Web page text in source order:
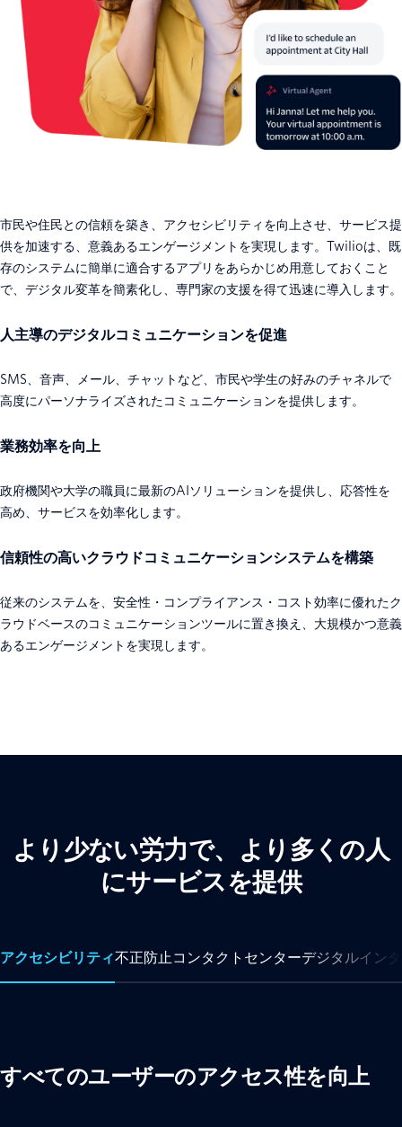
市民や住民との信頼を築き、アクセシビリティを向上させ、サービス提
供を加速する、意義あるエンゲージメントを実現します。Twilioは、既
存のシステムに簡単に適合するアプリをあらかじめ用意しておくこと
で、デジタル変革を簡素化し、専門家の支援を得て迅速に導入します。
人主導のデジタルコミュニケーションを促進
SMS、音声、メール、チャットなど、市民や学生の好みのチャネルで
高度にパーソナライズされたコミュニケーションを提供します。
業務効率を向上
政府機関や大学の職員に最新のAIソリューションを提供し、応答性を
高め、サービスを効率化します。
信頼性の高いクラウドコミュニケーションシステムを構築
従来のシステムを、安全性・コンプライアンス・コスト効率に優れたク
ラウドベースのコミュニケーションツールに置き換え、大規模かつ意義
あるエンゲージメントを実現します。
より少ない労力で、より多くの人
にサービスを提供
アクセシビリティ不正防止コンタクトセンターデジタルイン
すべてのユーザーのアクセス性を向上